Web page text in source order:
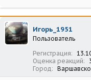
Игорь_1951
Пользователь
Регистрация
Оценка реакций
Город